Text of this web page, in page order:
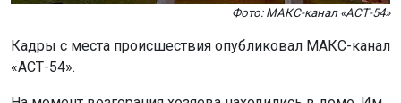
Фото: МАКС-канал «АСТ-54»
Кадры с места происшествия опубликовал МАКС-канал
«АСТ-54».